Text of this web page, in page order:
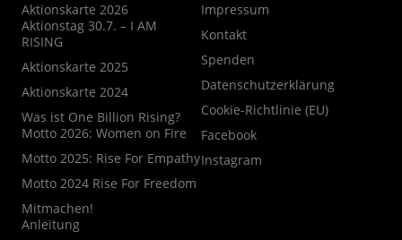
Aktionskarte 2026
Aktionstag 30.7. – I AM
RISING
Aktionskarte 2025
Aktionskarte 2024
Was ist One Billion Rising?
Motto 2026: Women on Fire
Motto 2025: Rise For Empathy
Motto 2024 Rise For Freedom
Mitmachen!
Anleitung
Impressum
Kontakt
Spenden
Datenschutzerklärung
Cookie-Richtlinie (EU)
Facebook
Instagram